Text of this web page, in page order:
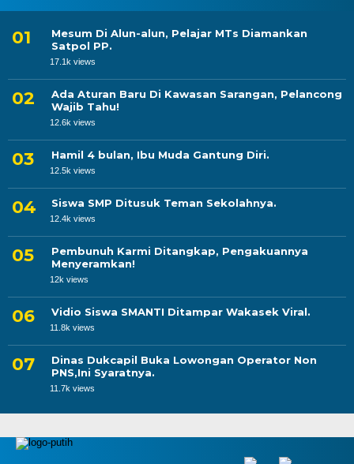
Mesum Di Alun-alun, Pelajar MTs Diamankan
Satpol PP.
17.1k views
Ada Aturan Baru Di Kawasan Sarangan, Pelancong
Wajib Tahu!
12.6k views
Hamil 4 bulan, Ibu Muda Gantung Diri.
12.5k views
Siswa SMP Ditusuk Teman Sekolahnya.
12.4k views
Pembunuh Karmi Ditangkap, Pengakuannya
Menyeramkan!
12k views
Vidio Siswa SMANTI Ditampar Wakasek Viral.
11.8k views
Dinas Dukcapil Buka Lowongan Operator Non
PNS,Ini Syaratnya.
11.7k views